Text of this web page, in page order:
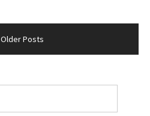
Older Posts